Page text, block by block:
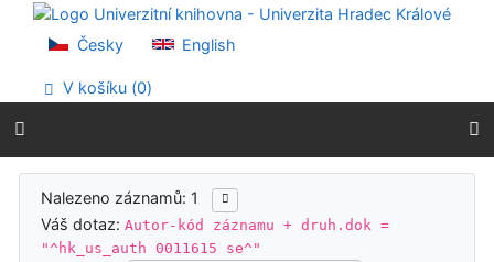
Přejít na obsah
Přejít na menu
Prohlášení o webové přístupnosti
Česky English
V košíku (0)
Výsledky vyhledávání
Nalezeno záznamů: 1
Váš dotaz:Autor-kód záznamu + druh.dok =
"^hk_us_auth 0011615 se^"